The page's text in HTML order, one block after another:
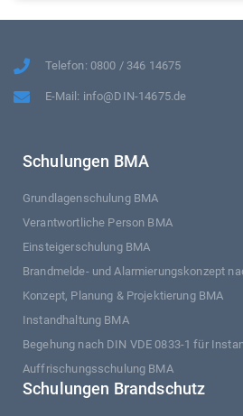
Telefon: 0800 / 346 14675
E-Mail: info@DIN-14675.de
Schulungen BMA
Grundlagenschulung BMA
Verantwortliche Person BMA
Einsteigerschulung BMA
Brandmelde- und Alarmierungskonzept
Konzept, Planung & Projektierung BMA
Instandhaltung BMA
Begehung nach DIN VDE 0833-1 für
Auffrischungsschulung BMA
Schulungen Brandschutz